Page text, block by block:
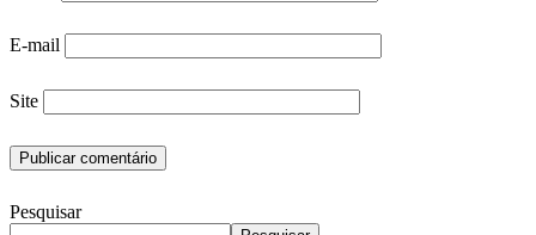
E-mail
Site
Pesquisar